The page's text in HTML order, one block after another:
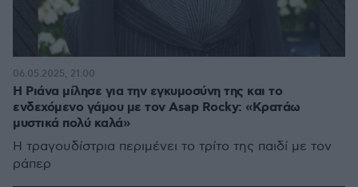
Η Ριάνα μίλησε για την εγκυμοσύνη της και το
ενδεχόμενο γάμου με τον Asap Rocky: «Κρατάω
μυστικά πολύ καλά»
Η τραγουδίστρια περιμένει το τρίτο της παιδί με τον
ράπερ
06.05.2025, 21:00